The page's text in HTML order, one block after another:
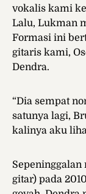
vokalis kami
Lalu, Lukman
Formasi ini
gitaris kami,
Dendra.
“Dia sempat
satunya lagi,
kalinya aku
Sepeninggalan
gitar) pada